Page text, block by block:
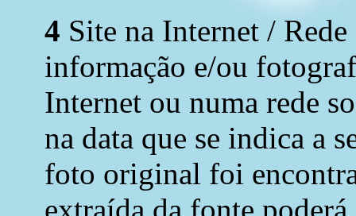
4 Site na Internet /
informação e/ou
Internet ou numa rede
na data que se indica a
foto original foi
extraída da fonte